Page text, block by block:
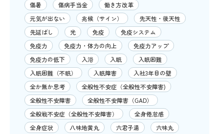
傷暑
傷病手当金
働き方改革
元気が出ない
兆候（サイン）
先天性・後天性
先延ばし
光 免疫
免疫システム
免疫力
免疫力・体力の向上
免疫力アップ
免疫力の低下
入浴 入眠
入眠困難
入眠困難（不眠）
入眠障害
入社3年目の壁
全か無か思考
全般性不安症（全般性不安障害)
全般性不安障害
全般性不安障害（GAD）
全般戦不安症（全般性不安障害）
全身倦怠感
全身症状
八味地黄丸 六君子湯
六味丸